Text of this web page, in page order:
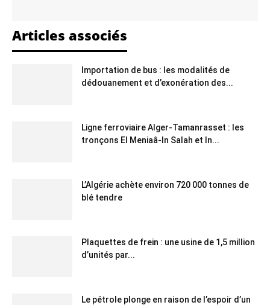
Articles associés
Importation de bus : les modalités de
dédouanement et d’exonération des...
Ligne ferroviaire Alger-Tamanrasset : les
tronçons El Meniaâ-In Salah et In...
L’Algérie achète environ 720 000 tonnes de
blé tendre
Plaquettes de frein : une usine de 1,5 million
d’unités par...
Le pétrole plonge en raison de l’espoir d’un